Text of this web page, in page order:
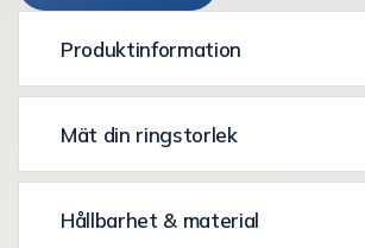
Produktinformation
Mät din ringstorlek
Hållbarhet & material